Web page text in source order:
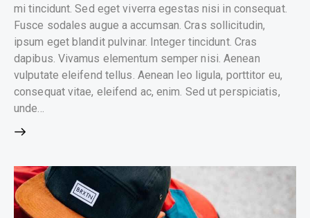
mi tincidunt. Sed eget viverra egestas nisi in consequat.
Fusce sodales augue a accumsan. Cras sollicitudin,
ipsum eget blandit pulvinar. Integer tincidunt. Cras
dapibus. Vivamus elementum semper nisi. Aenean
vulputate eleifend tellus. Aenean leo ligula, porttitor eu,
consequat vitae, eleifend ac, enim. Sed ut perspiciatis,
unde…